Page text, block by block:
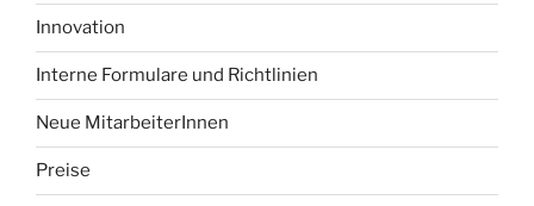
Innovation
Interne Formulare und Richtlinien
Neue MitarbeiterInnen
Preise